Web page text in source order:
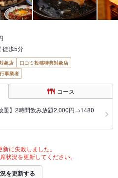
徒歩5分
象店
口コミ投稿特典対象店
事業者
コース
題】2時間飲み放題2,000円→1480
に失敗しました。
状況を更新してください。
を更新する